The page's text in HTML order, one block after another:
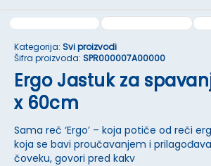
Kategorija: Svi proizvodi
Šifra proizvoda: SPR000007A00000
Ergo Jastuk za
x 60cm
Sama reč ‘Ergo’ – koja potiče od reči
koja se bavi proučavanjem i
čoveku, govori pred kakv